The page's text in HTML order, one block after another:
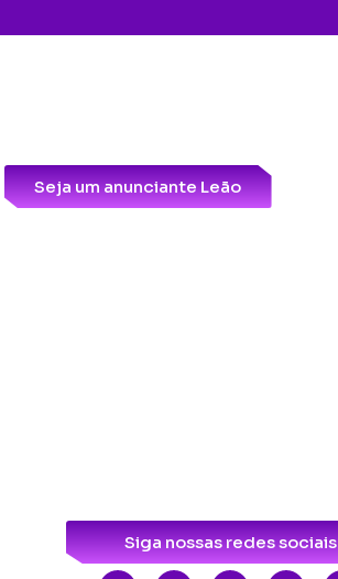
Seja um anunciante Leão
Siga nossas redes sociais